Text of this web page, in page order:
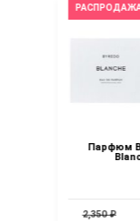
Парфюм
2,350 ₽